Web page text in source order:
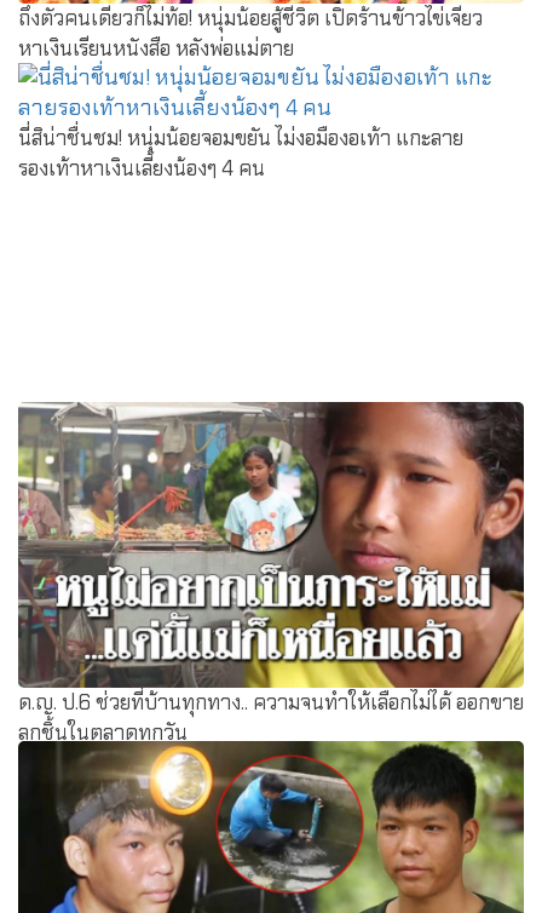
ถึงตัวคนเดียวก็ไม่ท้อ! หนุ่มน้อยสู้ชีวิต เปิดร้านข้าวไข่เจียว
หาเงินเรียนหนังสือ หลังพ่อแม่ตาย
นี่สิน่าชื่นชม! หนุ่มน้อยจอมขยัน ไม่งอมืองอเท้า แกะลาย
รองเท้าหาเงินเลี้ยงน้องๆ 4 คน
ด.ญ. ป.6 ช่วยที่บ้านทุกทาง.. ความจนทำให้เลือกไม่ได้ ออกขาย
ลูกชิ้นในตลาดทุกวัน